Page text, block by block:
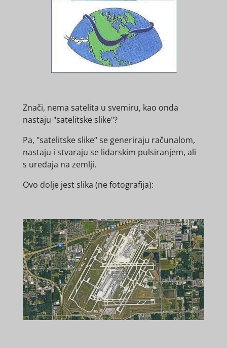
Znači, nema satelita u svemiru, kao onda
nastaju "satelitske slike"?
Pa, "satelitske slike“ se generiraju računalom,
nastaju i stvaraju se lidarskim pulsiranjem, ali
s uređaja na zemlji.
Ovo dolje jest slika (ne fotografija):